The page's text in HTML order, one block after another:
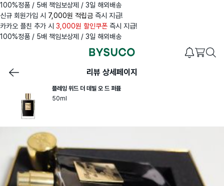
100%정품 / 5배 책임보상제 / 3일 해외배송
신규 회원가입 시 7,000원 적립금 즉시 지급!
카카오 플친 추가 시 3,000원 할인쿠폰 즉시 지급!
100%정품 / 5배 책임보상제 / 3일 해외배송
리뷰 상세페이지
플레잉 위드 더 데빌 오 드 퍼퓸
50ml